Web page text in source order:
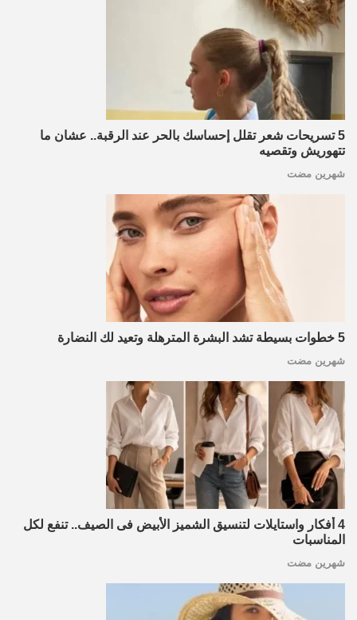
5 تسريحات شعر تقلل إحساسك بالحر عند الرقبة.. عشان ما
تتهوريش وتقصيه
شهرين مضت
5 خطوات بسيطة تشد البشرة المترهلة وتعيد لك النضارة
شهرين مضت
4 أفكار واستايلات لتنسيق الشميز الأبيض فى الصيف.. تنفع لكل
المناسبات
شهرين مضت